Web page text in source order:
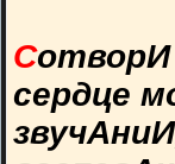
С
сердце